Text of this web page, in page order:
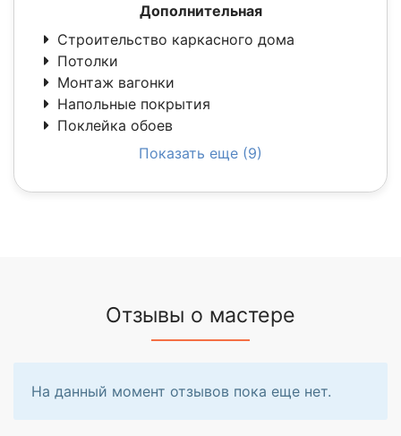
Дополнительная
Строительство каркасного дома
Потолки
Монтаж вагонки
Напольные покрытия
Поклейка обоев
Показать еще (9)
Отзывы о мастере
На данный момент отзывов пока еще нет.